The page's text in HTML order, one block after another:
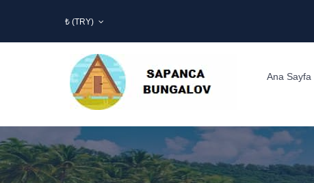
₺ (TRY)
Ana Sayfa